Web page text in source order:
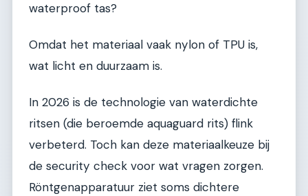
waterproof tas?
Omdat het materiaal vaak nylon of TPU is,
wat licht en duurzaam is.
In 2026 is de technologie van waterdichte
ritsen (die beroemde aquaguard rits) flink
verbeterd. Toch kan deze materiaalkeuze bij
de security check voor wat vragen zorgen.
Röntgenapparatuur ziet soms dichtere